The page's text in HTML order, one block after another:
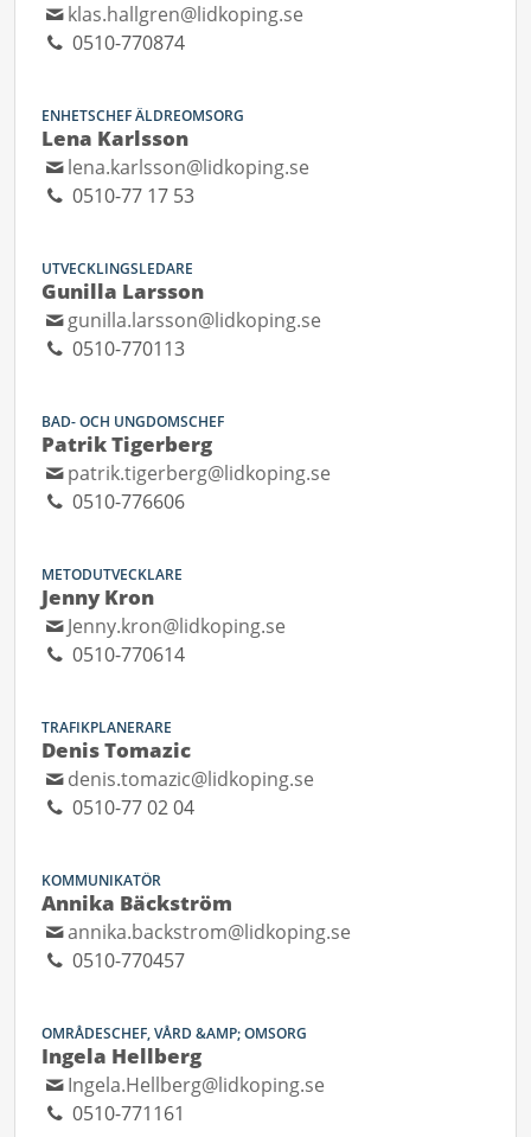
klas.hallgren@lidkoping.se
0510-770874
ENHETSCHEF ÄLDREOMSORG
Lena Karlsson
lena.karlsson@lidkoping.se
0510-77 17 53
UTVECKLINGSLEDARE
Gunilla Larsson
gunilla.larsson@lidkoping.se
0510-770113
BAD- OCH UNGDOMSCHEF
Patrik Tigerberg
patrik.tigerberg@lidkoping.se
0510-776606
METODUTVECKLARE
Jenny Kron
Jenny.kron@lidkoping.se
0510-770614
TRAFIKPLANERARE
Denis Tomazic
denis.tomazic@lidkoping.se
0510-77 02 04
KOMMUNIKATÖR
Annika Bäckström
annika.backstrom@lidkoping.se
0510-770457
OMRÅDESCHEF, VÅRD &AMP; OMSORG
Ingela Hellberg
Ingela.Hellberg@lidkoping.se
0510-771161